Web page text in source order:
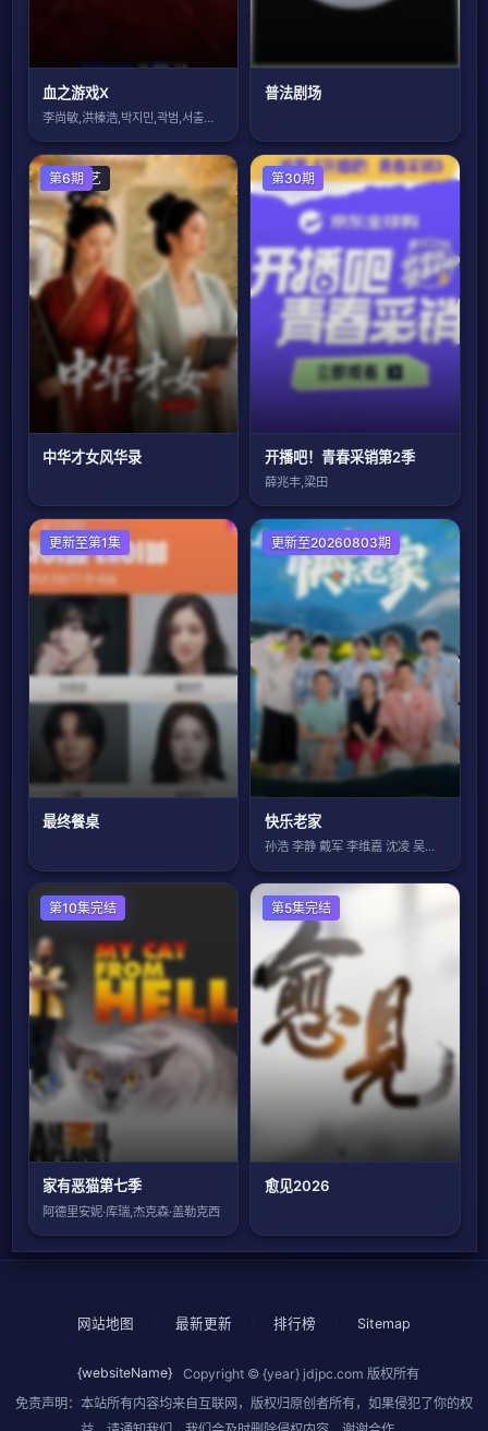
血之游戏X
李尚敏,洪榛浩,박지민,곽범,서출구,하
普法剧场
大陆综艺
第6期
中华才女风华录
第30期
开播吧！青春采销第2季
薛兆丰,梁田
日韩综艺
更新至第1集
最终餐桌
大陆综艺
更新至20260803期
快乐老家
孙浩 李静 戴军 李维嘉 沈凌 吴昕 武
欧美综艺
第10集完结
家有恶猫第七季
阿德里安妮·库瑞,杰克森·盖勒克西
大陆综艺
第5集完结
愈见2026
网站地图 最新更新 排行榜 Sitemap
{websiteName} Copyright © {year} jdjpc.com 版权所有
免责声明：本站所有内容均来自互联网，版权归原创者所有，如果侵犯了你的权